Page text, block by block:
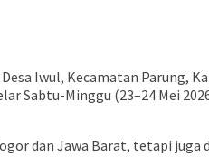
Iwul, Kecamatan Parung,
Sabtu-Minggu (23–24 Mei
dan Jawa Barat, tetapi juga